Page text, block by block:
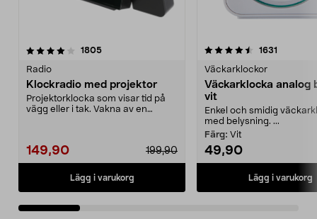
1805recensioner
Radio
Klockradio med projektor
Projektorklocka som visar tid på
vägg eller i tak. Vakna av en
149,90 199,90
Lägg i varukorg
4.5 av 5 stjärnor 1631
Väckarklockor
Väckarklocka analog
vit
Enkel och smidig
med belysning. ...
Färg: Vit
49,90
Lägg i varukorg
4.5 av 5 stjärnor